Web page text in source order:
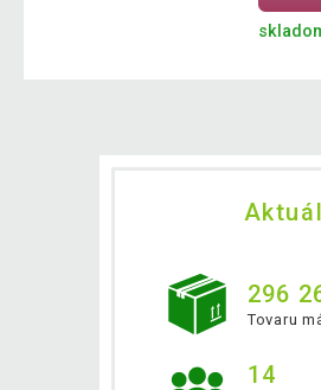
296
Tovaru
14